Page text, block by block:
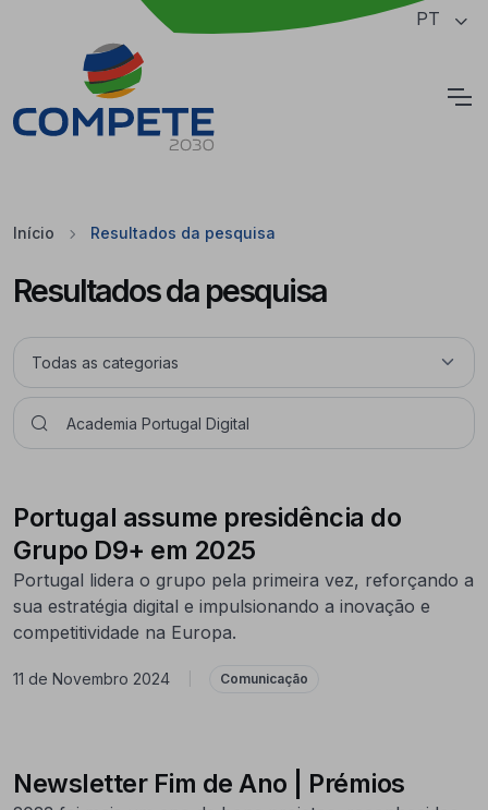
Saltar para o conteúdo principal da página PT
Início Resultados da pesquisa
Resultados da pesquisa
Portugal assume presidência do
Grupo D9+ em 2025
Portugal lidera o grupo pela primeira vez, reforçando a
sua estratégia digital e impulsionando a inovação e
competitividade na Europa.
11 de Novembro 2024 Comunicação
Newsletter Fim de Ano | Prémios